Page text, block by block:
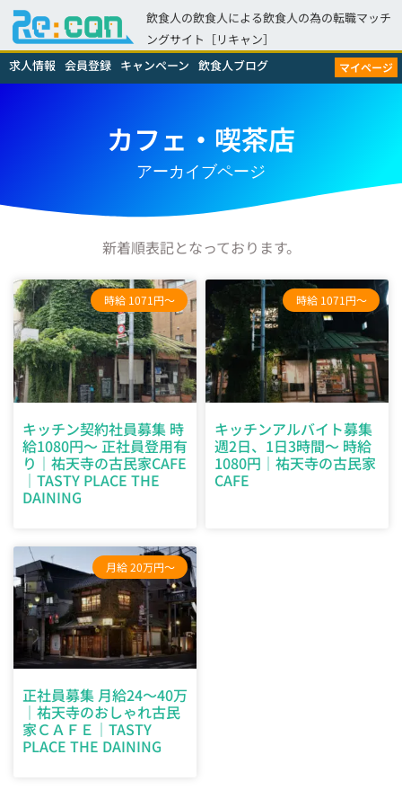
飲食人の飲食人による飲食人の為の転職マッチ
ングサイト［リキャン］
求人情報 会員登録 キャンペーン 飲食人ブログ マイページ
カフェ・喫茶店
アーカイブページ
新着順表記となっております。
時給 1071円～
キッチン契約社員募集 時
給1080円～ 正社員登用有
り｜祐天寺の古民家CAFE
｜TASTY PLACE THE
DAINING
時給 1071円～
キッチンアルバイト募集
週2日、1日3時間～ 時給
1080円｜祐天寺の古民家
CAFE
月給 20万円～
正社員募集 月給24～40万
｜祐天寺のおしゃれ古民
家ＣＡＦＥ｜TASTY
PLACE THE DAINING